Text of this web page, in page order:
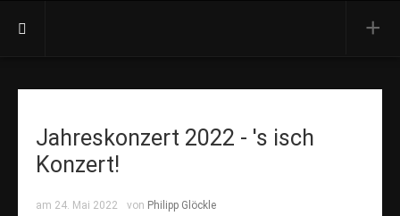
Presse
Orchester
Jahreskonzert 2022 - 's isch
Konzert!
am 24. Mai 2022 von Philipp Glöckle